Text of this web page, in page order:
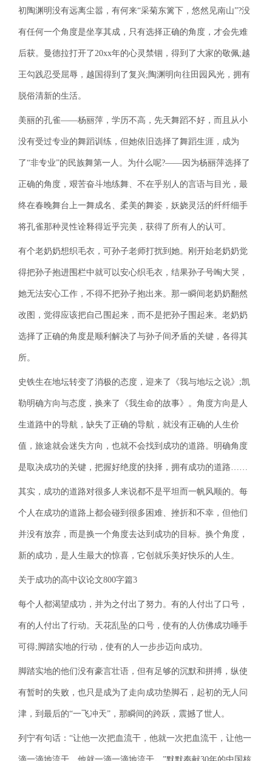
初陶渊明没有远离尘嚣，有何来“采菊东篱下，悠然见南山”?没
有任何一个角度是坐享其成，只有选择正确的角度，才会先难
后获。曼德拉打开了20xx年的心灵禁锢，得到了大家的敬佩;越
王勾践忍受屈辱，越国得到了复兴;陶渊明向往田园风光，拥有
脱俗清新的生活。
美丽的孔雀——杨丽萍，学历不高，先天舞蹈不好，而且从小
没有受过专业的舞蹈训练，但她依旧选择了舞蹈生涯，成为
了“非专业”的民族舞第一人。为什么呢?——因为杨丽萍选择了
正确的角度，艰苦奋斗地练舞、不在乎别人的言语与目光，最
终在春晚舞台上一舞成名、柔美的舞姿，妖娆灵活的纤纤细手
将孔雀那种灵性诠释得近乎完美，获得了所有人的认可。
有个老奶奶想织毛衣，可孙子老师打扰到她。刚开始老奶奶觉
得把孙子抱进围栏中就可以安心织毛衣，结果孙子号啕大哭，
她无法安心工作，不得不把孙子抱出来。那一瞬间老奶奶翻然
改图，觉得应该把自己围起来，而不是把孙子围起来。老奶奶
选择了正确的角度是顺利解决了与孙子间矛盾的关键，各得其
所。
史铁生在地坛转变了消极的态度，迎来了《我与地坛之说》;凯
勒明确方向与态度，换来了《我生命的故事》。角度方向是人
生道路中的导航，缺失了正确的导航，就没有正确的人生价
值，旅途就会迷失方向，也就不会找到成功的道路。明确角度
是取决成功的关键，把握好绝度的抉择，拥有成功的道路……
其实，成功的道路对很多人来说都不是平坦而一帆风顺的。每
个人在成功的道路上都会碰到很多困难、挫折和不幸，但他们
并没有放弃，而是换一个角度去达到成功的目标。换个角度，
新的成功，是人生最大的惊喜，它创就乐美好快乐的人生。
关于成功的高中议论文800字篇3
每个人都渴望成功，并为之付出了努力。有的人付出了口号，
有的人付出了行动。天花乱坠的口号，使有的人仿佛成功唾手
可得;脚踏实地的行动，使有的人一步步迈向成功。
脚踏实地的他们没有豪言壮语，但有足够的沉默和拼搏，纵使
有暂时的失败，也只是成为了走向成功垫脚石，起初的无人问
津，到最后的“一飞冲天”，那瞬间的跨跃，震撼了世人。
列宁有句话：“让他一次把血流干，他就一次把血流干，让他一